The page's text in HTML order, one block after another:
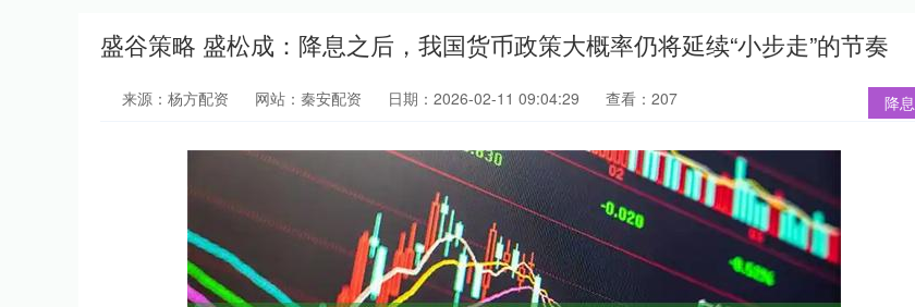
盛谷策略 盛松成：降息之后，我国货币政策大概率仍将延续“小步走”的节奏
降息
来源：杨方配资 网站：秦安配资 日期：2026-02-11 09:04:29 查看：207